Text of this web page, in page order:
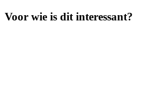
Voor wie is dit interessant?